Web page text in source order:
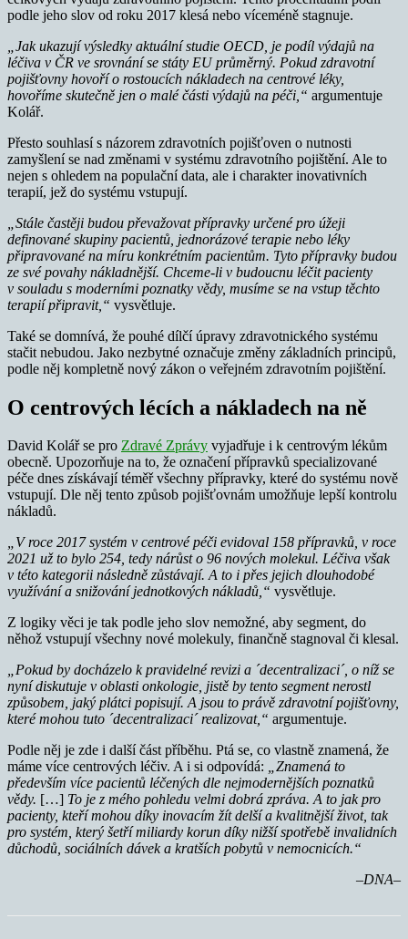
podle jeho slov od roku 2017 klesá nebo víceméně stagnuje.
„Jak ukazují výsledky aktuální studie OECD, je podíl výdajů na
léčiva v ČR ve srovnání se státy EU průměrný. Pokud zdravotní
pojišťovny hovoří o rostoucích nákladech na centrové léky,
hovoříme skutečně jen o malé části výdajů na péči,“ argumentuje
Kolář.
Přesto souhlasí s názorem zdravotních pojišťoven o nutnosti
zamyšlení se nad změnami v systému zdravotního pojištění. Ale to
nejen s ohledem na populační data, ale i charakter inovativních
terapií, jež do systému vstupují.
„Stále častěji budou převažovat přípravky určené pro úžeji
definované skupiny pacientů, jednorázové terapie nebo léky
připravované na míru konkrétním pacientům. Tyto přípravky budou
ze své povahy nákladnější. Chceme-li v budoucnu léčit pacienty
v souladu s moderními poznatky vědy, musíme se na vstup těchto
terapií připravit,“ vysvětluje.
Také se domnívá, že pouhé dílčí úpravy zdravotnického systému
stačit nebudou. Jako nezbytné označuje změny základních principů,
podle něj kompletně nový zákon o veřejném zdravotním pojištění.
O centrových lécích a nákladech na ně
David Kolář se pro Zdravé Zprávy vyjadřuje i k centrovým lékům
obecně. Upozorňuje na to, že označení přípravků specializované
péče dnes získávají téměř všechny přípravky, které do systému nově
vstupují. Dle něj tento způsob pojišťovnám umožňuje lepší kontrolu
nákladů.
„V roce 2017 systém v centrové péči evidoval 158 přípravků, v roce
2021 už to bylo 254, tedy nárůst o 96 nových molekul. Léčiva však
v této kategorii následně zůstávají. A to i přes jejich dlouhodobé
využívání a snižování jednotkových nákladů,“ vysvětluje.
Z logiky věci je tak podle jeho slov nemožné, aby segment, do
něhož vstupují všechny nové molekuly, finančně stagnoval či klesal.
„Pokud by docházelo k pravidelné revizi a ´decentralizaci´, o níž se
nyní diskutuje v oblasti onkologie, jistě by tento segment nerostl
způsobem, jaký plátci popisují. A jsou to právě zdravotní pojišťovny,
které mohou tuto ´decentralizaci´ realizovat,“ argumentuje.
Podle něj je zde i další část příběhu. Ptá se, co vlastně znamená, že
máme více centrových léčiv. A i si odpovídá: „Znamená to
především více pacientů léčených dle nejmodernějších poznatků
vědy. […] To je z mého pohledu velmi dobrá zpráva. A to jak pro
pacienty, kteří mohou díky inovacím žít delší a kvalitnější život, tak
pro systém, který šetří miliardy korun díky nižší spotřebě invalidních
důchodů, sociálních dávek a kratších pobytů v nemocnicích.“
–DNA–